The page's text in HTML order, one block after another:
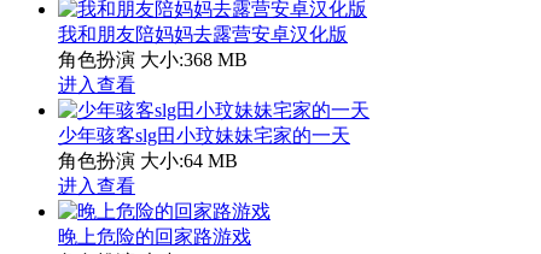
我和朋友陪妈妈去露营安卓汉化版
角色扮演 大小:368 MB
进入查看
少年骇客slg田小玟妹妹宅家的一天
角色扮演 大小:64 MB
进入查看
晚上危险的回家路游戏